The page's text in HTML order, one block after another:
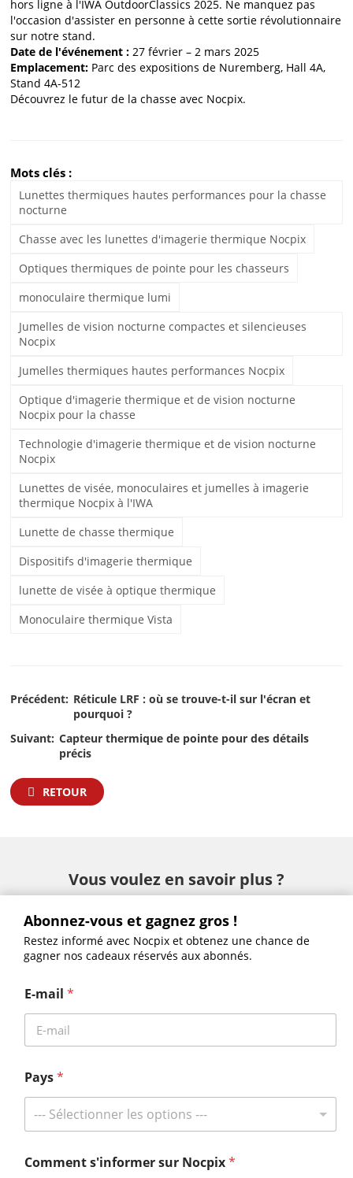
hors ligne à l'IWA OutdoorClassics 2025. Ne manquez pas
l'occasion d'assister en personne à cette sortie révolutionnaire
sur notre stand.
Date de l'événement :27 février – 2 mars 2025
Emplacement: Parc des expositions de Nuremberg, Hall 4A,
Stand 4A-512
Découvrez le futur de la chasse avec Nocpix.
Mots clés :
Lunettes thermiques hautes performances pour la chasse
nocturne
Chasse avec les lunettes d'imagerie thermique Nocpix
Optiques thermiques de pointe pour les chasseurs
monoculaire thermique lumi
Jumelles de vision nocturne compactes et silencieuses
Nocpix
Jumelles thermiques hautes performances Nocpix
Optique d'imagerie thermique et de vision nocturne
Nocpix pour la chasse
Technologie d'imagerie thermique et de vision nocturne
Nocpix
Lunettes de visée, monoculaires et jumelles à imagerie
thermique Nocpix à l'IWA
Lunette de chasse thermique
Dispositifs d'imagerie thermique
lunette de visée à optique thermique
Monoculaire thermique Vista
Précédent: Réticule LRF : où se trouve-t-il sur l'écran et
pourquoi ?
Suivant: Capteur thermique de pointe pour des détails
précis
RETOUR
Vous voulez en savoir plus ?
MATE
MT-M6T25S
Abonnez-vous et gagnez gros !
Restez informé avec Nocpix et obtenez une chance de gagner nos
cadeaux réservés aux abonnés.
Abonnez-vous et gagnez gros !
Restez informé avec Nocpix et obtenez une chance de
gagner nos cadeaux réservés aux abonnés.
E-mail *
Pays*
--- Sélectionner les options ---
Comment s'informer sur Nocpix*